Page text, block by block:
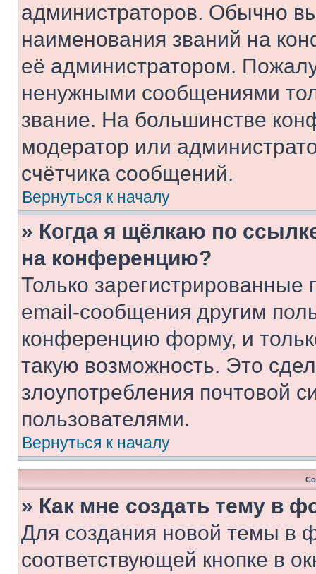
администраторов. Обычно
наименования званий на
её администратором.
ненужными сообщениями
звание. На большинстве
модератор или
счётчика сообщений.
Вернуться к началу
» Когда я щёлкаю по
на конференцию?
Только зарегистрированные
email-сообщения другим
конференцию форму, и
такую возможность. Это
злоупотребления почтовой
пользователями.
Вернуться к началу
» Как мне создать тему в
Для создания новой темы в
соответствующей кнопке в